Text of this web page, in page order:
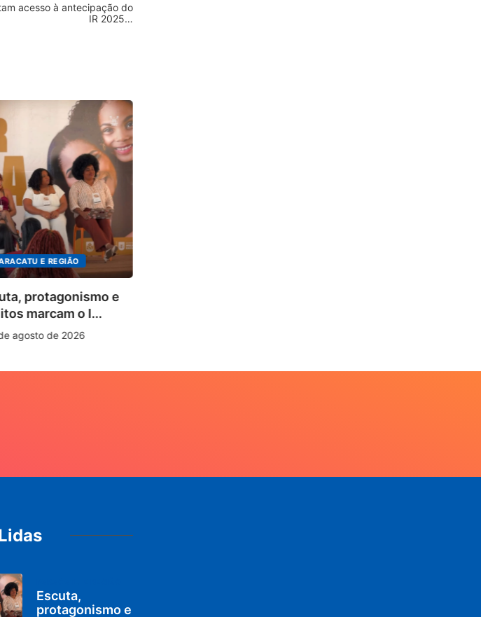
acesso à antecipação do
IR 2025…
E REGIÃO
protagonismo e
marcam o I...
agosto de 2026
Escuta,
protagonismo e